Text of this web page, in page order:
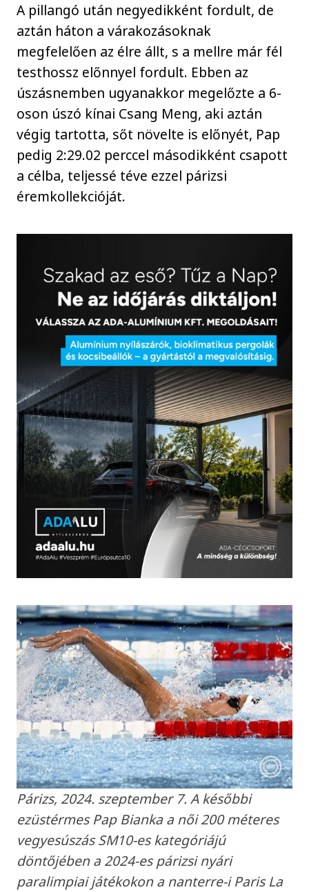
A pillangó után negyedikként fordult, de
aztán háton a várakozásoknak
megfelelően az élre állt, s a mellre már fél
testhossz előnnyel fordult. Ebben az
úszásnemben ugyanakkor megelőzte a 6-
oson úszó kínai Csang Meng, aki aztán
végig tartotta, sőt növelte is előnyét, Pap
pedig 2:29.02 perccel másodikként csapott
a célba, teljessé téve ezzel párizsi
éremkollekcióját.
Párizs, 2024. szeptember 7. A későbbi
ezüstérmes Pap Bianka a női 200 méteres
vegyesúszás SM10-es kategóriájú
döntőjében a 2024-es párizsi nyári
paralimpiai játékokon a nanterre-i Paris La